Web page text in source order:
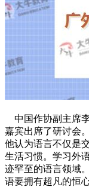
中国作协副主席
嘉宾出席了研讨会
他认为语言不仅是
生活习惯。学习外
迹罕至的语言领域
语要拥有超凡的恒